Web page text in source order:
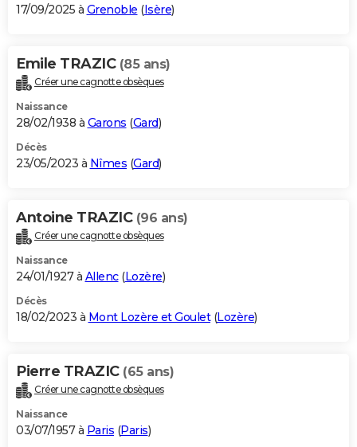
BONS PLANS
Carte de Noël
Carte Bonne année
Carte Saint-Valentin
Carte Pâques
Carte d'anniversaire
DICTIONNAIRE
Dictionnaire
Biographies
Citations
Expressions
Proverbes
PROGRAMME TV
S'inscrire
Se connecter
Lycées
Collèges
Primaires
Universités
Entreprises
Service militaire
Avis de recherche
AVIS DE DÉCÈS
Bricolage
Lifestyle
Culture
Sport
Auto
Television
Voyage
Cinema
17/09/2025 à Grenoble (Isère)
Emile TRAZIC (85 ans)
Créer une cagnotte obsèques
Naissance
28/02/1938 à Garons (Gard)
Décès
23/05/2023 à Nîmes (Gard)
Antoine TRAZIC (96 ans)
Créer une cagnotte obsèques
Naissance
24/01/1927 à Allenc(Lozère)
Décès
18/02/2023 à Mont Lozère et Goulet(Lozère)
Pierre TRAZIC (65 ans)
Créer une cagnotte obsèques
Naissance
03/07/1957 à Paris (Paris)